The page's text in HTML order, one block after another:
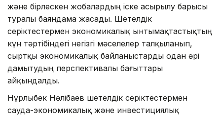
және бірлескен жобалардың іске асырылу барысы
туралы баяндама жасады. Шетелдік
серіктестермен экономикалық ынтымақтастықтың
күн тәртібіндегі негізгі мәселелер талқыланып,
сыртқы экономикалық байланыстарды одан әрі
дамытудың перспективалы бағыттары
айқындалды.
Нұрлыбек Нәлібаев шетелдік серіктестермен
сауда-экономикалық және инвестициялық